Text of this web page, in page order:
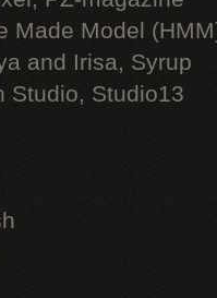
Made Model
and Irisa, Syrup
Studio, Studio13